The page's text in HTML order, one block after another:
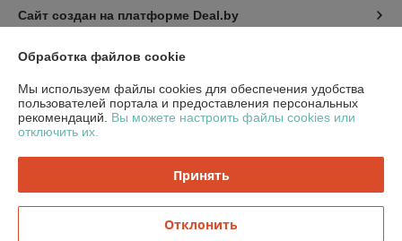
Сайт создан на платформе Deal.by
Юридическое лицо:ООО «ПринтТоргБел»
220014, Республика Беларусь, г. Минск, Ковалевской, д.54, корп.1, каб.
303-144
Регистрационный номер ЕГР: 193734220
Регистрационный орган: Минский Горисполком
Обработка файлов cookie
Мы используем файлы cookies для обеспечения удобства
пользователей портала и предоставления персональных
рекомендаций. Вы можете настроить файлы cookies или
отключить их.
Принять
Отклонить